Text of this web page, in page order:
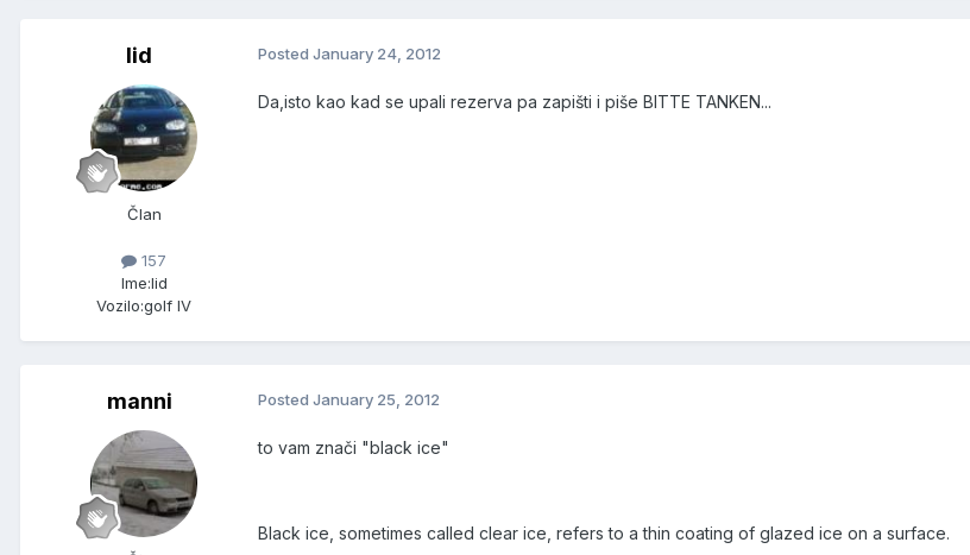
lid
Član
157
Ime:lid
Vozilo:golf IV
Posted January 24, 2012
Da,isto kao kad se upali rezerva pa zapišti i piše BITTE TANKEN...
manni Posted January 25, 2012
to vam znači "black ice"
Black ice, sometimes called clear ice, refers to a thin coating of glazed ice on a surface.